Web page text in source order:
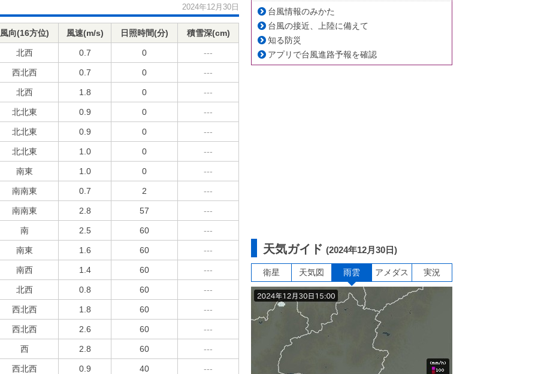
2024年12月30日
風向(16方位) 風速(m/s) 日照時間(分) 積雪深(cm)
北西 0.7 0 ---
西北西 0.7 0 ---
北西 1.8 0 ---
北北東 0.9 0 ---
北北東 0.9 0 ---
北北東 1.0 0 ---
南東 1.0 0 ---
南南東 0.7 2 ---
南南東 2.8 57 ---
南 2.5 60 ---
南東 1.6 60 ---
南西 1.4 60 ---
北西 0.8 60 ---
西北西 1.8 60 ---
西北西 2.6 60 ---
西 2.8 60 ---
西北西 0.9 40 ---
台風情報のみかた
台風の接近、上陸に備えて
知る防災
アプリで台風進路予報を確認
天気ガイド (2024年12月30日)
衛星 天気図 雨雲 アメダス 実況